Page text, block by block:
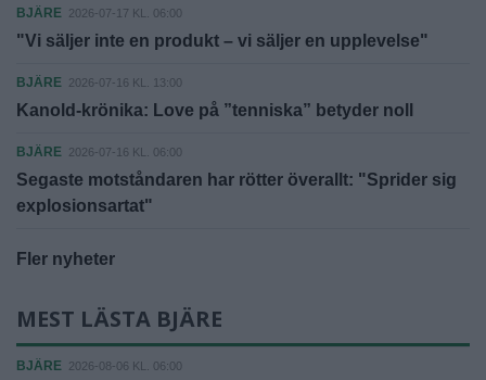
BJÄRE 2026-07-17 KL. 06:00
"Vi säljer inte en produkt – vi säljer en upplevelse"
BJÄRE 2026-07-16 KL. 13:00
Kanold-krönika: Love på ”tenniska” betyder noll
BJÄRE 2026-07-16 KL. 06:00
Segaste motståndaren har rötter överallt: "Sprider sig
explosionsartat"
Fler nyheter
MEST LÄSTA BJÄRE
BJÄRE 2026-08-06 KL. 06:00